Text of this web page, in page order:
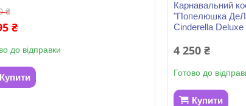
₴
₴
до відправки
Купити
Карнавальний
"Попелюшка
Cinderella Deluxe
4 250 ₴
Готово до
Купити